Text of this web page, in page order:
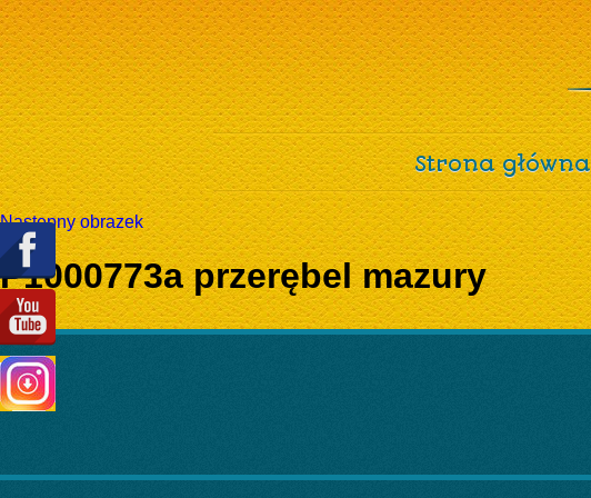
Strona główna
Następny obrazek
P1000773a przerębel mazury